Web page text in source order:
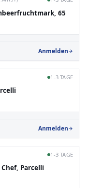
65
Anmelden
1-3 TAGE
Anmelden
1-3 TAGE
Parcelli